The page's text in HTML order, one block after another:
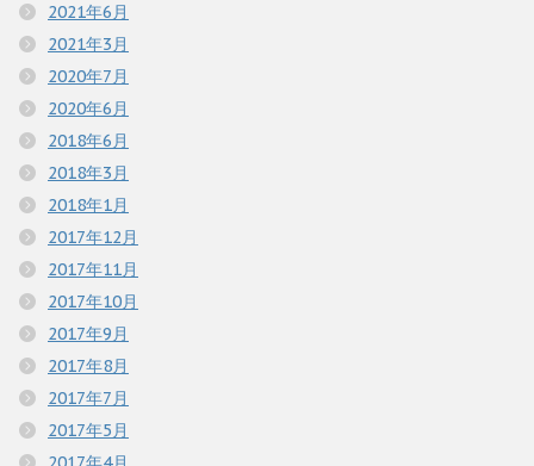
2021年6月
2021年3月
2020年7月
2020年6月
2018年6月
2018年3月
2018年1月
2017年12月
2017年11月
2017年10月
2017年9月
2017年8月
2017年7月
2017年5月